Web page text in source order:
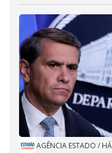
AGÊNCIA ESTADO /